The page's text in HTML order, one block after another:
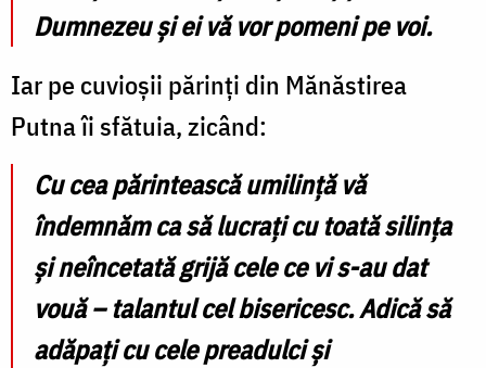
Dumnezeu şi ei vă vor pomeni pe voi.
Iar pe cuvioşii părinţi din Mănăstirea
Putna îi sfătuia, zicând:
Cu cea părintească umilinţă vă
îndemnăm ca să lucraţi cu toată silinţa
şi neîncetată grijă cele ce vi s-au dat
vouă – talantul cel bisericesc. Adică să
adăpaţi cu cele preadulci şi